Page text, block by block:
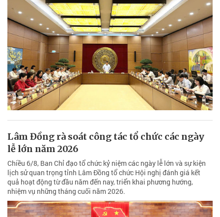
Lâm Đồng rà soát công tác tổ chức các ngày
lễ lớn năm 2026
Chiều 6/8, Ban Chỉ đạo tổ chức kỷ niệm các ngày lễ lớn và sự kiện
lịch sử quan trọng tỉnh Lâm Đồng tổ chức Hội nghị đánh giá kết
quả hoạt động từ đầu năm đến nay, triển khai phương hướng,
nhiệm vụ những tháng cuối năm 2026.